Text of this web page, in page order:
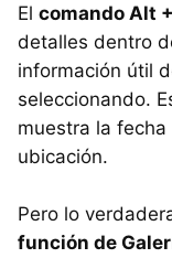
El comando Alt
detalles dentro
información útil
seleccionando.
muestra la
ubicación.
Pero lo
función de